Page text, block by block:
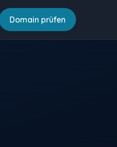
Domain prüfen